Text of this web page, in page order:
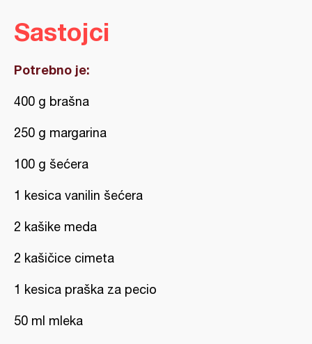
Sastojci
Potrebno je:
400 g brašna
250 g margarina
100 g šećera
1 kesica vanilin šećera
2 kašike meda
2 kašičice cimeta
1 kesica praška za pecio
50 ml mleka